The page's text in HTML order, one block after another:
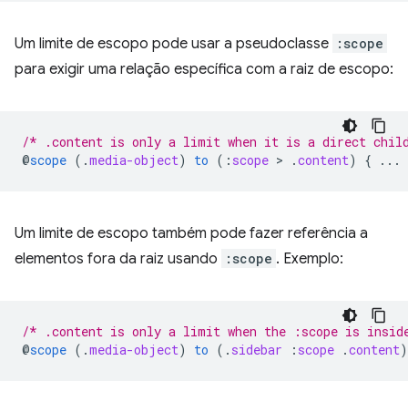
Um limite de escopo pode usar a pseudoclasse :scope
para exigir uma relação específica com a raiz de escopo:
/* .content is only a limit when it is a direct
@scope ( .media-object) to ( : scope > .content) { ...
Um limite de escopo também pode fazer referência a
elementos fora da raiz usando
:scope . Exemplo:
/* .content is only a limit when the :scope is
@scope ( .media-object) to ( . sidebar : scope .content)